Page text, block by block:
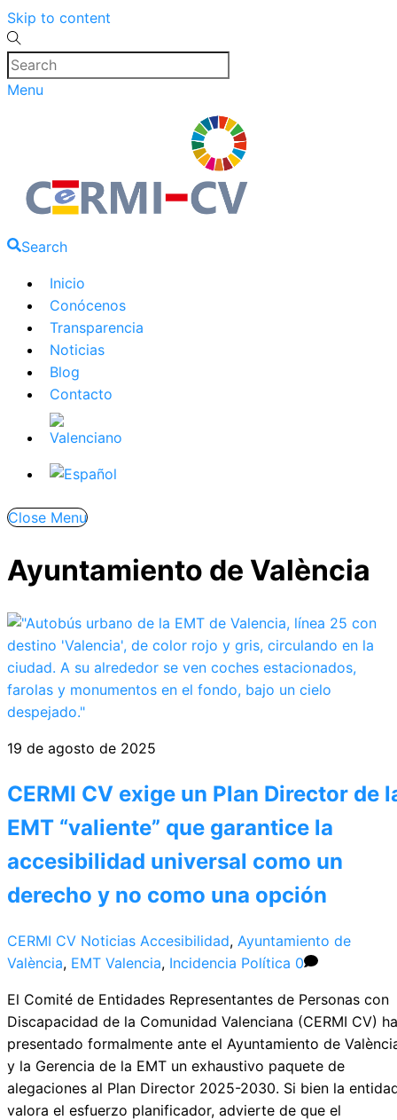
Skip to content
Menu
Search
Inicio
Conócenos
Transparencia
Noticias
Blog
Contacto
Close Menu
Ayuntamiento de València
19 de agosto de 2025
CERMI CV exige un Plan Director de
EMT “valiente” que garantice la
accesibilidad universal como un
derecho y no como una opción
CERMI CV Noticias Accesibilidad, Ayuntamiento de
València, EMT Valencia, Incidencia Política 0
El Comité de Entidades Representantes de Personas con
Discapacidad de la Comunidad Valenciana (CERMI CV) ha
presentado formalmente ante el Ayuntamiento de
y la Gerencia de la EMT un exhaustivo paquete de
alegaciones al Plan Director 2025-2030. Si bien la
valora el esfuerzo planificador, advierte de que el